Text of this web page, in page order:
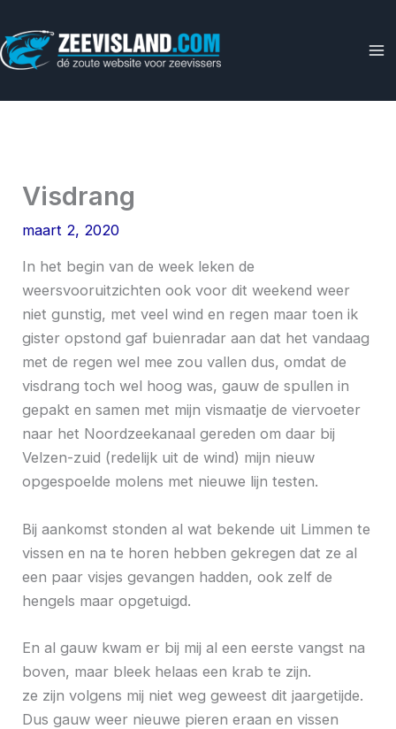
naar
de
Visdrang
maart 2, 2020
In het begin van de week leken de
weersvooruitzichten ook voor dit weekend weer
niet gunstig, met veel wind en regen maar toen ik
gister opstond gaf buienradar aan dat het vandaag
met de regen wel mee zou vallen dus, omdat de
visdrang toch wel hoog was, gauw de spullen in
gepakt en samen met mijn vismaatje de viervoeter
naar het Noordzeekanaal gereden om daar bij
Velzen-zuid (redelijk uit de wind) mijn nieuw
opgespoelde molens met nieuwe lijn testen.
Bij aankomst stonden al wat bekende uit Limmen te
vissen en na te horen hebben gekregen dat ze al
een paar visjes gevangen hadden, ook zelf de
hengels maar opgetuigd.
En al gauw kwam er bij mij al een eerste vangst na
boven, maar bleek helaas een krab te zijn.
ze zijn volgens mij niet weg geweest dit jaargetijde.
Dus gauw weer nieuwe pieren eraan en vissen